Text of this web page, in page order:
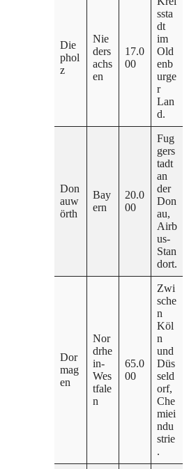
Die
phol
z
Nie
ders
achs
en
17.0
00
ssta
dt
im
Old
enb
urge
r
Lan
d.
Don
auw
örth
Bay
ern
20.0
00
Fug
gers
tadt
an
der
Don
au,
Airb
us-
Stan
dort.
Dor
mag
en
Nor
drhe
in-
Wes
tfale
n
65.0
00
Zwi
sche
n
Köl
n
und
Düs
seld
orf,
Che
miei
ndu
strie
.